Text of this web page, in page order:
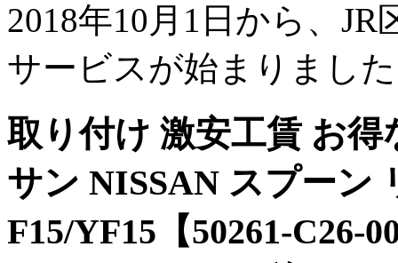
2018年10月1日から、
サービスが始まりまし
取り付け 激安工賃 お
サン NISSAN スプーン
F15/YF15【50261-C26-